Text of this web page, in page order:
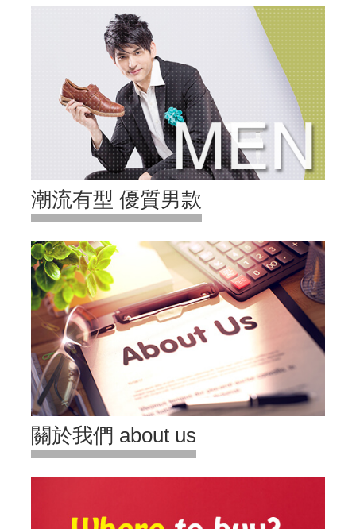
潮流有型 優質男款
關於我們 about us